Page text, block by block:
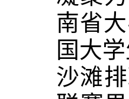
南省
国大
沙滩